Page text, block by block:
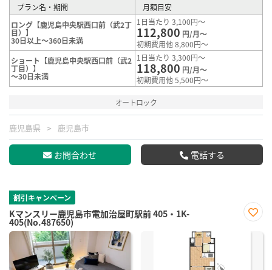
プラン名・期間
月額目安
ロング【鹿児島中央駅西口前（武2丁
目）】
30日以上～360日未満
1日当たり 3,100円～
112,800 円/月～
初期費用他 8,800円～
ショート【鹿児島中央駅西口前（武2
丁目）】
～30日未満
1日当たり 3,300円～
118,800 円/月～
初期費用他 5,500円～
オートロック
鹿児島県 鹿児島市
お問合わせ 電話する
割引キャンペーン
Kマンスリー鹿児島市電加治屋町駅前 405・1K-
405(No.487650)
に入